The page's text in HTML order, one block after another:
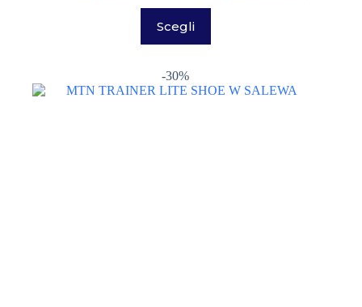
era:
199,00€.
139,30€.
Scegli
prodotto
ha
varianti.
Le
-30%